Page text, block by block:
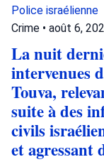
Police israélienne
Crime • août 6,
La nuit
intervenues
Touva,
suite à des
civils
et agressant